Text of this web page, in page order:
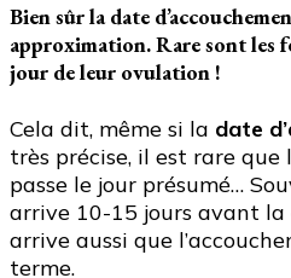
Bien sûr la date
approximation. Rare sont les
jour de leur ovulation !
Cela dit, même si la date
très précise, il est rare que
passe le jour présumé…
arrive 10-15 jours avant
arrive aussi que
terme.